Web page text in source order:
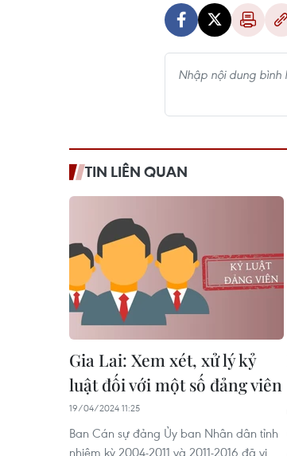
TIN LIÊN QUAN
Gia Lai: Xem xét, xử lý kỷ
luật đối với một số đảng viên
19/04/2024 11:25
Ban Cán sự đảng Ủy ban Nhân dân tỉnh
nhiệm kỳ 2004-2011 và 2011-2016 đã vi